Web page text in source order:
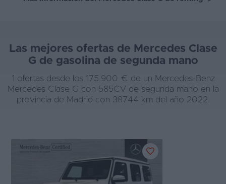
Las mejores ofertas de Mercedes Clase
G de gasolina de segunda mano
1 ofertas desde los 175.900 € de un Mercedes-Benz
Mercedes Clase G con 585CV de segunda mano en la
provincia de Madrid con 38744 km del año 2022.